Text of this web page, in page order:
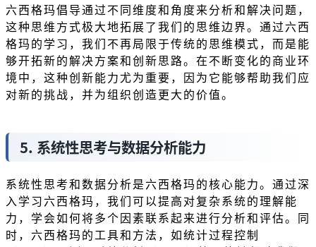
六西格玛倡导通过不同维度和角度来分析和解决问题，
这种思维方式极大地拓展了我们的思维边界。通过六西
格玛的学习，我们不再局限于传统的思维模式，而是能
够开拓新的解决方案和创新思路。在不断变化的商业环
境中，这种创新能力尤为重要，因为它能够帮助我们应
对新的挑战，并为组织创造更大的价值。
5. 系统性思考与数据分析能力
系统性思考和数据分析是六西格玛的核心能力。通过深
入学习六西格玛，我们可以提高对复杂系统的理解能
力，学会如何将多个因素联系起来进行分析和评估。同
时，六西格玛的工具和方法，如统计过程控制